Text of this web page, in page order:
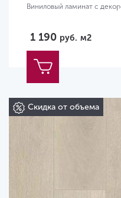
Виниловый ламинат с
1 190 руб. м2
Скидка от объема